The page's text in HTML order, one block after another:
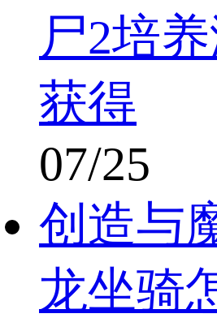
尸2培
获得
07/25
创造与
龙坐骑